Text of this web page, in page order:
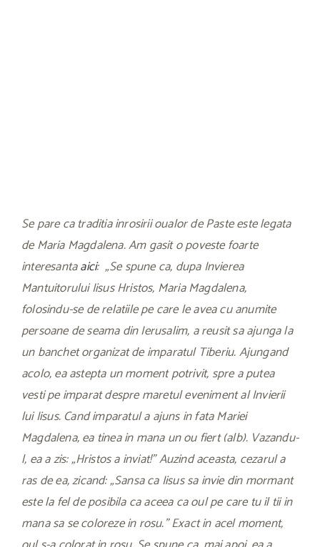
Se pare ca traditia inrosirii oualor de Paste este legata
de Maria Magdalena. Am gasit o poveste foarte
interesantaaici: „Se spune ca, dupa Invierea
Mantuitorului Iisus Hristos, Maria Magdalena,
folosindu-se de relatiile pe care le avea cu anumite
persoane de seama din Ierusalim, a reusit sa ajunga la
un banchet organizat de imparatul Tiberiu. Ajungand
acolo, ea astepta un moment potrivit, spre a putea
vesti pe imparat despre maretul eveniment al Invierii
lui Iisus. Cand imparatul a ajuns in fata Mariei
Magdalena, ea tinea in mana un ou fiert (alb). Vazandu-
l, ea a zis: „Hristos a inviat!” Auzind aceasta, cezarul a
ras de ea, zicand: „Sansa ca Iisus sa invie din mormant
este la fel de posibila ca aceea ca oul pe care tu il tii in
mana sa se coloreze in rosu.” Exact in acel moment,